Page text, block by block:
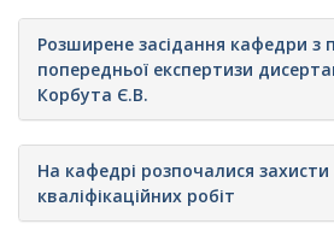
Розширене засідання кафедри з
попередньої експертизи
Корбута Є.В.
На кафедрі розпочалися
кваліфікаційних робіт